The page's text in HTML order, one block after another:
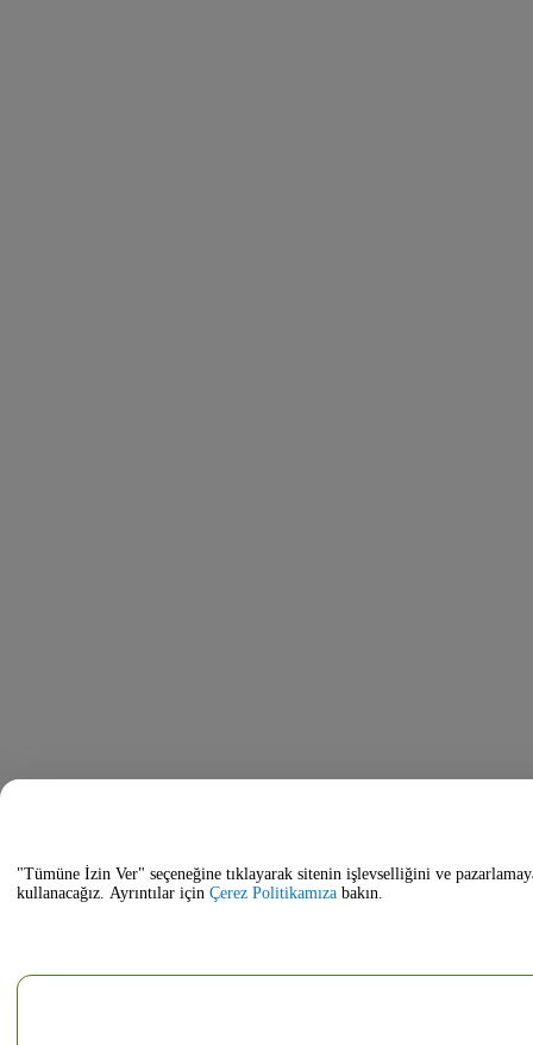
"Tümüne İzin Ver" seçeneğine tıklayarak sitenin işlevselliğini ve
kullanacağız. Ayrıntılar için Çerez Politikamıza bakın.